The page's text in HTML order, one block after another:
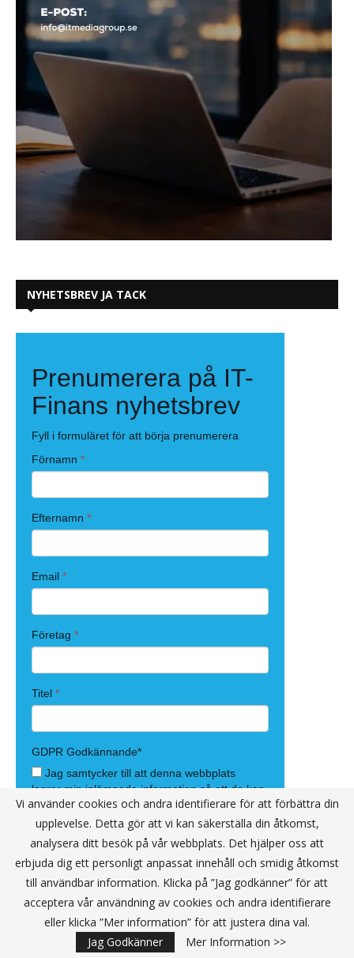
NYHETSBREV JA TACK
Vi använder cookies och andra identifierare för att förbättra din
upplevelse. Detta gör att vi kan säkerställa din åtkomst,
analysera ditt besök på vår webbplats. Det hjälper oss att
erbjuda dig ett personligt anpassat innehåll och smidig åtkomst
till användbar information. Klicka på ”Jag godkänner” för att
acceptera vår användning av cookies och andra identifierare
eller klicka ”Mer information” för att justera dina val.
Jag Godkänner
Mer Information >>